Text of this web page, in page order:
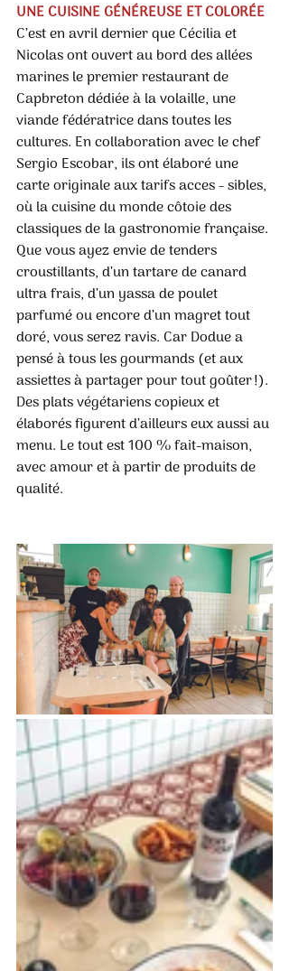
UNE CUISINE GÉNÉREUSE ET COLORÉE
C’est en avril dernier que Cécilia et
Nicolas ont ouvert au bord des allées
marines le premier restaurant de
Capbreton dédiée à la volaille, une
viande fédératrice dans toutes les
cultures. En collaboration avec le chef
Sergio Escobar, ils ont élaboré une
carte originale aux tarifs acces - sibles,
où la cuisine du monde côtoie des
classiques de la gastronomie française.
Que vous ayez envie de tenders
croustillants, d’un tartare de canard
ultra frais, d’un yassa de poulet
parfumé ou encore d’un magret tout
doré, vous serez ravis. Car Dodue a
pensé à tous les gourmands (et aux
assiettes à partager pour tout goûter !).
Des plats végétariens copieux et
élaborés figurent d’ailleurs eux aussi au
menu. Le tout est 100 % fait-maison,
avec amour et à partir de produits de
qualité.